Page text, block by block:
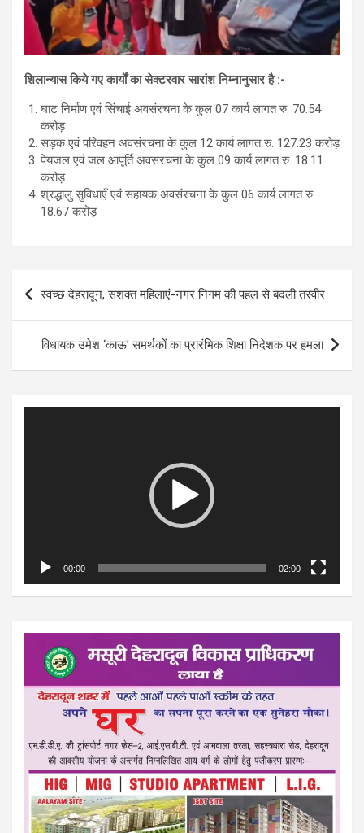
शिलान्यास किये गए कार्यों का सेक्टरवार सारांश निम्नानुसार है :-
घाट निर्माण एवं सिंचाई अवसंरचना के कुल 07 कार्य लागत रु. 70.54
करोड़
सड़क एवं परिवहन अवसंरचना के कुल 12 कार्य लागत रु. 127.23 करोड़
पेयजल एवं जल आपूर्ति अवसंरचना के कुल 09 कार्य लागत रु. 18.11
करोड़
श्रद्धालु सुविधाएँ एवं सहायक अवसंरचना के कुल 06 कार्य लागत रु.
18.67 करोड़
Post
navigation
स्वच्छ देहरादून, सशक्त महिलाएं-नगर निगम की पहल से बदली तस्वीर
विधायक उमेश ‘काऊ’ समर्थकों का प्रारंभिक शिक्षा निदेशक पर हमला
00:00 02:00